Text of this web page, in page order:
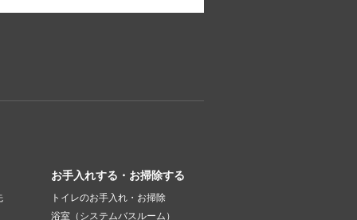
お手入れする・お掃除する
トイレのお手入れ・お掃除
浴室（システムバスルーム）